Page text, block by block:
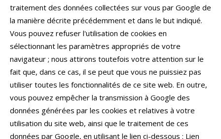
traitement des données collectées sur vous par Google de
la manière décrite précédemment et dans le but indiqué.
Vous pouvez refuser l'utilisation de cookies en
sélectionnant les paramètres appropriés de votre
navigateur ; nous attirons toutefois votre attention sur le
fait que, dans ce cas, il se peut que vous ne puissiez pas
utiliser toutes les fonctionnalités de ce site web. En outre,
vous pouvez empêcher la transmission à Google des
données générées par les cookies et relatives à votre
utilisation du site web, ainsi que le traitement de ces
données par Google, en utilisant le lien ci-dessous : Lien